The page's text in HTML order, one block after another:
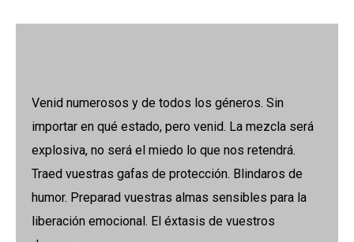
Venid numerosos y de todos los géneros. Sin
importar en qué estado, pero venid. La mezcla será
explosiva, no será el miedo lo que nos retendrá.
Traed vuestras gafas de protección. Blindaros de
humor. Preparad vuestras almas sensibles para la
liberación emocional. El éxtasis de vuestros